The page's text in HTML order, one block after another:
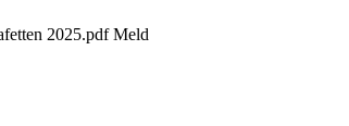
2025.pdf Meld